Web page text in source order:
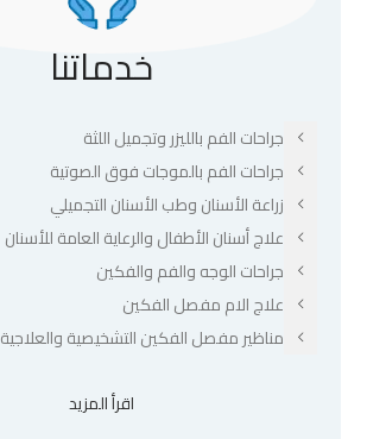
خدماتنا
جراحات الفم بالليزر وتجميل اللثة
جراحات الفم بالموجات فوق الصوتية
زراعة الأسنان وطب الأسنان التجميلي
علاج أسنان الأطفال والرعاية العامة للأسنان
جراحات الوجه والفم والفكين
علاج الام مفصل الفكين
مناظير مفصل الفكين التشخيصية والعلاجية
اقرأ المزيد